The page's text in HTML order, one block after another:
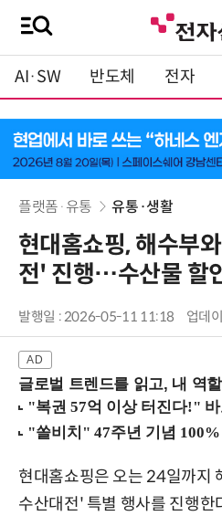
AI·SW 반도체 전자
플랫폼·유통 유통·생활
현대홈쇼핑, 해수부
전' 진행…수산물 할
발행일 : 2026-05-11 11:18 업데
글로벌 트렌드를 읽고, 내 역할을 가늠하는 소수
현대홈쇼핑은 오는 24일까지
수산대전' 특별 행사를 진행한